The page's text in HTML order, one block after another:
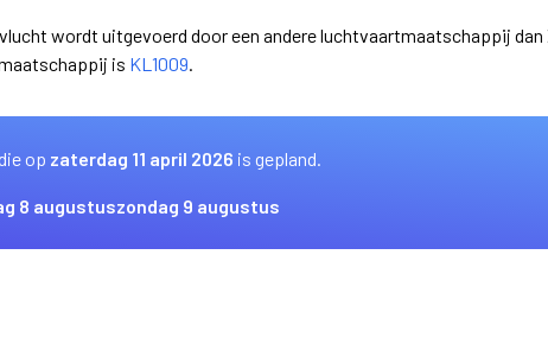
wordt uitgevoerd door een andere luchtvaartmaatschappij dan
is KL1009.
op zaterdag 11 april 2026 is gepland.
8 augustuszondag 9 augustus